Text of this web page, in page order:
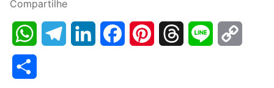
Compartilhe
WhatsAppTelegramLinkedInFacebookPinterestThreads Line